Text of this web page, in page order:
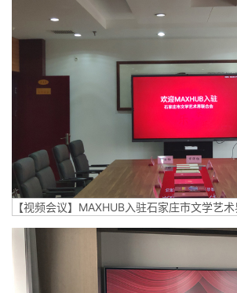
【视频会议】MAXHUB入驻石家庄市文学艺